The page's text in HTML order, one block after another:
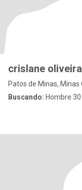
crislane
Patos de Minas, Minas
Buscando: Hombre 30